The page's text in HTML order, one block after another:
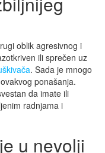
oblik agresivnog i
ili sprečen uz
. Sada je mnogo
ponašanja.
da imate ili
radnjama i
u nevolji